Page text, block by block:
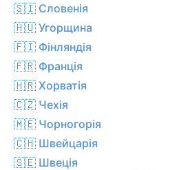
🇸🇮 Словенія
🇭🇺 Угорщина
🇫🇮 Фінляндія
🇫🇷 Франція
🇭🇷 Хорватія
🇨🇿 Чехiя
🇲🇪 Чорногорія
🇨🇭 Швейцарія
🇸🇪 Швеція